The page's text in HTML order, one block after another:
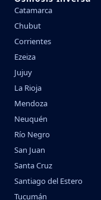
Catamarca
Chubut
Corrientes
Ezeiza
Jujuy
La Rioja
Mendoza
Neuquén
Río Negro
San Juan
Santa Cruz
Santiago del Estero
Tucumán